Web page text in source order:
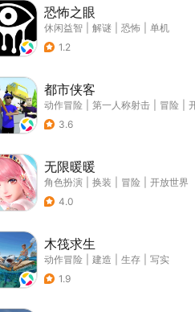
恐怖之眼
休闲益智 解谜 恐怖
单机
1.2
都市侠客
动作冒险 第一人称射击 冒险
3.6
无限暖暖
角色扮演 换装 冒险
开放世界
4.0
木筏求生
动作冒险 建造 生存
写实
1.9